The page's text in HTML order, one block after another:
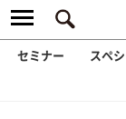
セミナー スペ